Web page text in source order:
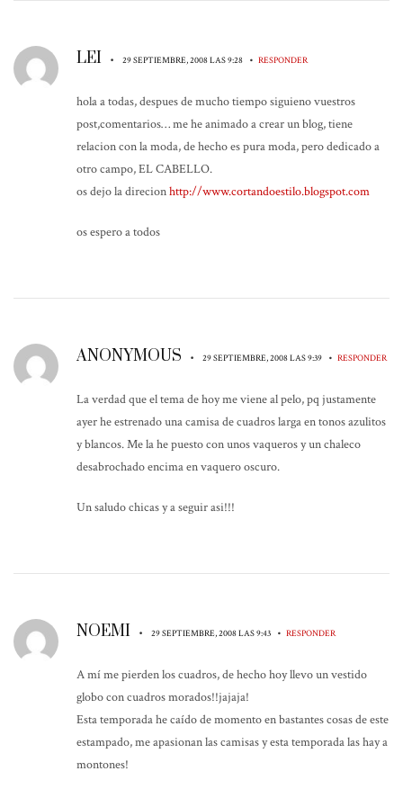
LEI • 29 SEPTIEMBRE, 2008 LAS 9:28 • RESPONDER
hola a todas, despues de mucho tiempo siguieno vuestros
post,comentarios… me he animado a crear un blog, tiene
relacion con la moda, de hecho es pura moda, pero dedicado a
otro campo, EL CABELLO.
os dejo la direcionhttp://www.cortandoestilo.blogspot.com
os espero a todos
ANONYMOUS • 29 SEPTIEMBRE, 2008 LAS 9:39 • RESPONDER
La verdad que el tema de hoy me viene al pelo, pq justamente
ayer he estrenado una camisa de cuadros larga en tonos azulitos
y blancos. Me la he puesto con unos vaqueros y un chaleco
desabrochado encima en vaquero oscuro.
Un saludo chicas y a seguir asi!!!
NOEMI • 29 SEPTIEMBRE, 2008 LAS 9:43 • RESPONDER
A mí me pierden los cuadros, de hecho hoy llevo un vestido
globo con cuadros morados!!jajaja!
Esta temporada he caído de momento en bastantes cosas de este
estampado, me apasionan las camisas y esta temporada las hay a
montones!